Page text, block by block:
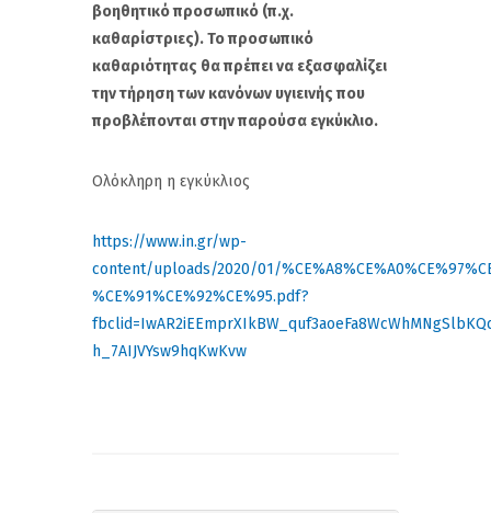
βοηθητικό προσωπικό (π.χ.
καθαρίστριες). Το προσωπικό
καθαριότητας θα πρέπει να εξασφαλίζει
την τήρηση των κανόνων υγιεινής που
προβλέπονται στην παρούσα εγκύκλιο.
Ολόκληρη η εγκύκλιος
https://www.in.gr/wp-
content/uploads/2020/01/
%CE%91%CE%92%CE%95.pdf?
h_7AIJVYsw9hqKwKvw